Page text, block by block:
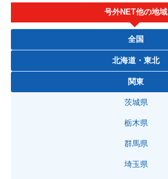
号外NET他の地域
全国
北海道・東北
関東
茨城県
栃木県
群馬県
埼玉県